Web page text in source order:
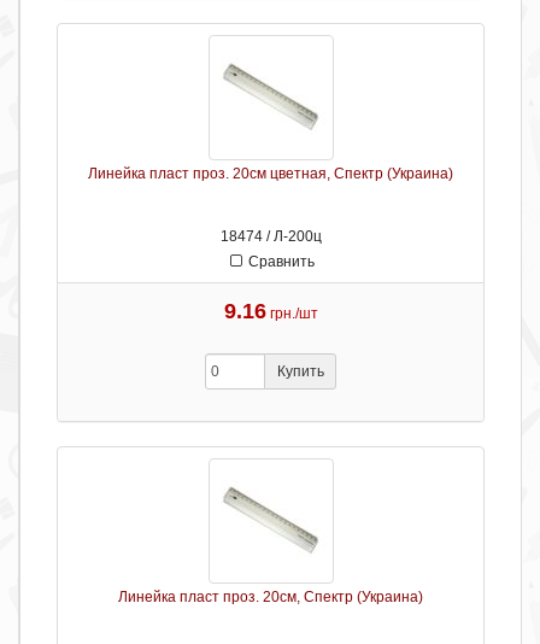
Линейка пласт проз. 20см цветная, Спектр (Украина)
18474 / Л-200ц
Сравнить
9.16 грн./шт
Купить
Линейка пласт проз. 20см, Спектр (Украина)